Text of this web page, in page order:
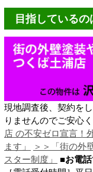
目指している
現地調査後、契約を
りませんのでご安心
店 の不安ゼロ宣言！
ます 」
＞＞「街の外
スター制度」
■お電